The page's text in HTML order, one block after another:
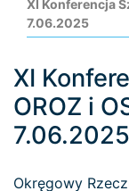
XI Konferencja
7.06.2025
Loading...
XI
OROZ i
7.06.2025
Okręgowy